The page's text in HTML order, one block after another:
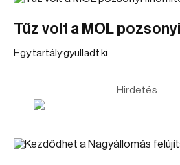
Tűz volt a MOL
Egy tartály gyulladt ki.
Hirdetés